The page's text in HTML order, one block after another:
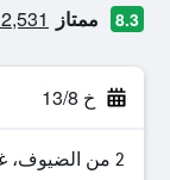
8.3 ممتاز 2,531 من التقييمات تم التحقق منها
خ 13/8
2 من الضيوف، غرفة واحدة